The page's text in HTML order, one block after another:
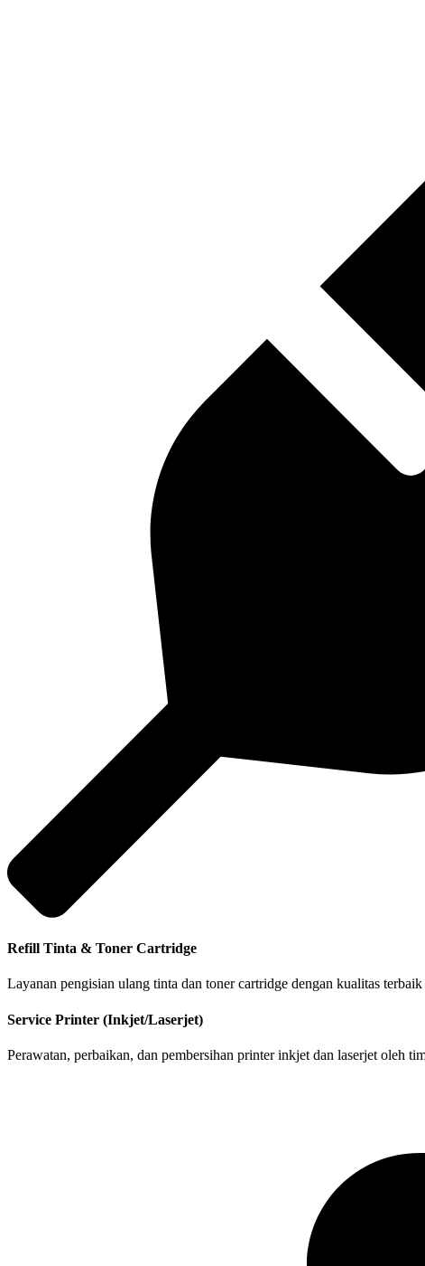
Refill Tinta & Toner Cartridge
Layanan pengisian ulang tinta dan toner cartridge dengan kualitas
Service Printer (Inkjet/Laserjet)
Perawatan, perbaikan, dan pembersihan printer inkjet dan laserjet oleh